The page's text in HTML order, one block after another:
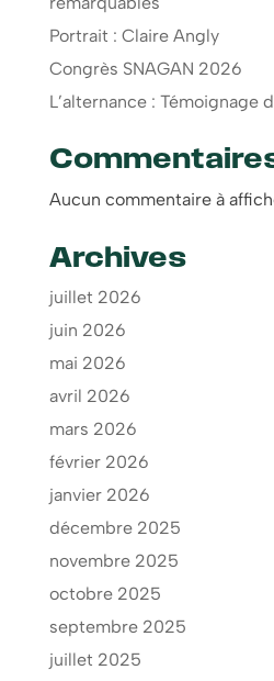
Portrait : Claire Angly
Congrès SNAGAN 2026
L’alternance : Témoignage
Aucun commentaire à
Archives
juillet 2026
juin 2026
mai 2026
avril 2026
mars 2026
février 2026
janvier 2026
décembre 2025
novembre 2025
octobre 2025
septembre 2025
juillet 2025